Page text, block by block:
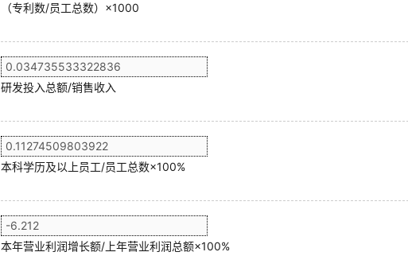
（专利数/员工总数）×1000
研发投入总额/销售收入
本科学历及以上员工/员工总数×100%
本年营业利润增长额/上年营业利润总额×100%